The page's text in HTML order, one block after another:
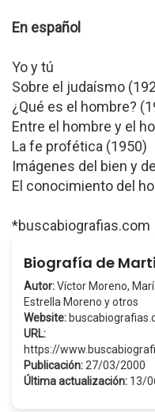
En español
Yo y tú
Sobre el judaísmo
¿Qué es el hombre?
Entre el hombre y el
La fe profética (1950)
Imágenes del bien y
El conocimiento del
*buscabiografias.com
Biografía de
Autor:Víctor Moreno,
Estrella Moreno y otros
Website:
URL:
https://
Publicación: 27/03/2000
Última actualización: 13/